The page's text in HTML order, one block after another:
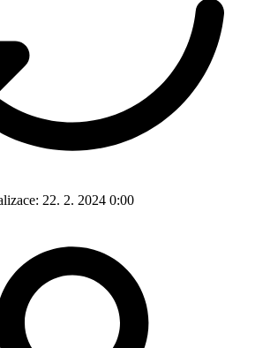
22. 2. 2024 0:00